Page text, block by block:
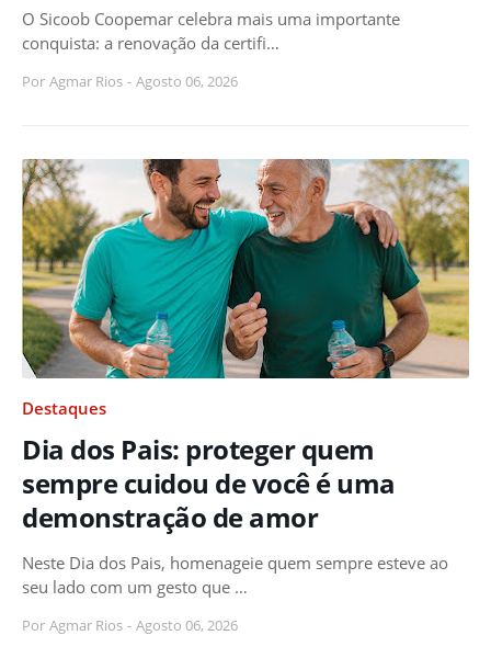
O Sicoob Coopemar celebra mais uma importante
conquista: a renovação da certifi…
Por Agmar Rios - Agosto 06, 2026
Destaques
Dia dos Pais: proteger quem
sempre cuidou de você é uma
demonstração de amor
Neste Dia dos Pais, homenageie quem sempre esteve ao
seu lado com um gesto que …
Por Agmar Rios - Agosto 06, 2026